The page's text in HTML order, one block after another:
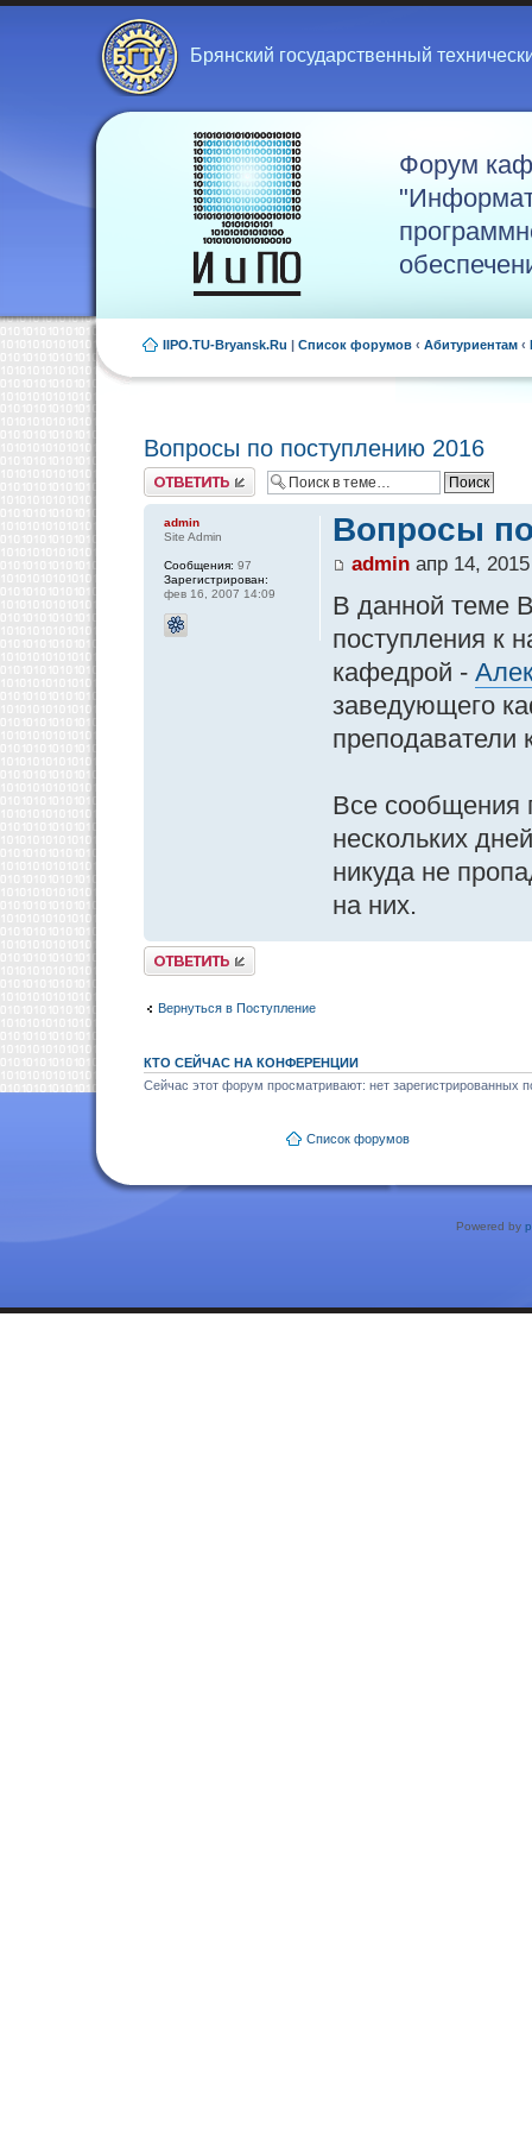
Брянский государственный
Форум
IIPO.TU-Bryansk.Ru | Список форумов ‹ Абитуриентам ‹
Вопросы по поступлению 2016
Ответить
Вопросы
admin апр 14,
В данной теме
поступления к
кафедрой -
заведующего
преподаватели
Все сообщения
нескольких
никуда не
на них.
admin
Site Admin
Сообщения: 97
Зарегистрирован:
фев 16, 2007 14:09
Ответить
Вернуться в Поступление
КТО СЕЙЧАС НА КОНФЕРЕНЦИИ
Сейчас этот форум просматривают: нет зарегистрированных
Список форумов
Powered by